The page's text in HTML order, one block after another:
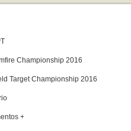
Championship 2016
Target Championship 2016
+